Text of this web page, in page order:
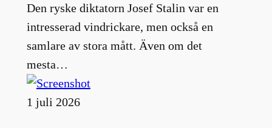
Den ryske diktatorn Josef Stalin var en
intresserad vindrickare, men också en
samlare av stora mått. Även om det
mesta…
1 juli 2026